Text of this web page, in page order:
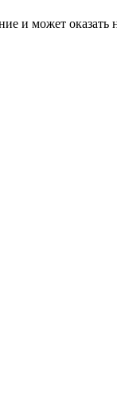
и может оказать